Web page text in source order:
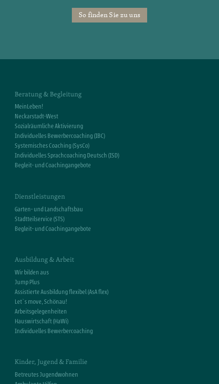
So finden Sie zu uns
Beratung & Begleitung
MeinLeben!
Neckarstadt-West
Sozialräumliche Aktivierung
Individuelles Bewerbercoaching (IBC)
Systemisches Coaching (SysCo)
Individuelles Sprachcoaching Deutsch (ISD)
Begleit- und Coachingangebote
Dienstleistungen
Garten- und Landschaftsbau
Stadtteilservice (STS)
Begleit- und Coachingangebote
Ausbildung & Arbeit
Wir bilden aus
Jump Plus
Assistierte Ausbildung flexibel (AsA flex)
Let`s move, Schönau!
Arbeitsgelegenheiten
Hauswirtschaft (HaWi)
Individuelles Bewerbercoaching
Kinder, Jugend & Familie
Betreutes Jugendwohnen